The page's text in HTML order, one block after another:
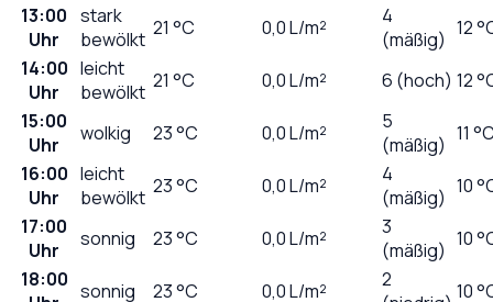
13:00
Uhr
stark
bewölkt 21 °C 0,0L/m²
4
(mäßig) 12
14:00
Uhr
leicht
bewölkt 21 °C 0,0L/m² 6 (hoch) 12
15:00
Uhr
wolkig 23°C 0,0L/m²
5
(mäßig) 11
16:00
Uhr
leicht
bewölkt 23°C 0,0L/m²
4
(mäßig) 10
17:00
Uhr
sonnig 23°C 0,0L/m²
3
(mäßig) 10
18:00 sonnig 23°C 0,0L/m²
2
10